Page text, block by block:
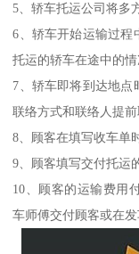
5、轿车托运公司将多
6、轿车开始运输过程
托运的轿车在途中的
7、轿车即将到达地点
联络方式和联络人提
8、顾客在填写收车单
9、顾客填写交付托运
10、顾客的运输费用
车师傅交付顾客或在